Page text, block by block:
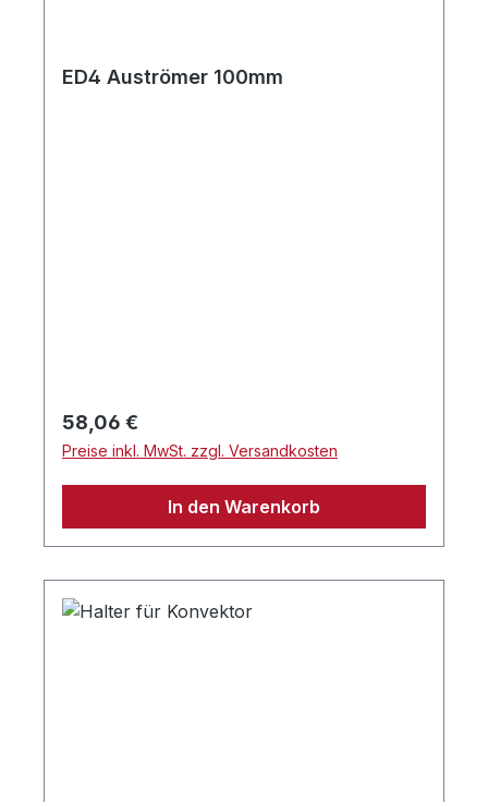
ED4 Auströmer 100mm
Regulärer Preis:
58,06 €
Preise inkl. MwSt. zzgl. Versandkosten
In den Warenkorb